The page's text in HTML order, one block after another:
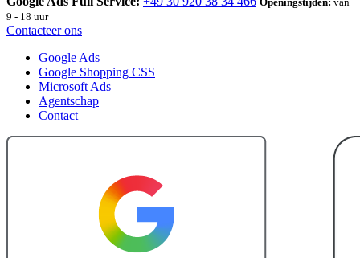
9 - 18 uur
Contacteer ons
Google Ads
Google Shopping CSS
Microsoft Ads
Agentschap
Contact